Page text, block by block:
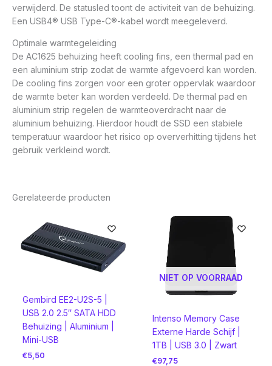
verwijderd. De statusled toont de activiteit van de behuizing.
Een USB4® USB Type-C®-kabel wordt meegeleverd.
Optimale warmtegeleiding
De AC1625 behuizing heeft cooling fins, een thermal pad en
een aluminium strip zodat de warmte afgevoerd kan worden.
De cooling fins zorgen voor een groter oppervlak waardoor
de warmte beter kan worden verdeeld. De thermal pad en
aluminium strip regelen de warmteoverdracht naar de
aluminium behuizing. Hierdoor houdt de SSD een stabiele
temperatuur waardoor het risico op oververhitting tijdens het
gebruik verkleind wordt.
Gerelateerde producten
Gembird EE2-U2S-5 |
USB 2.0 2.5″ SATA HDD
Behuizing | Aluminium |
Mini-USB
€5,50
NIET OP VOORRAAD
Intenso Memory Case
Externe Harde Schijf |
1TB | USB 3.0 | Zwart
€97,75